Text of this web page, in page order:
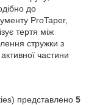
до
ProTaper,
тертя між
стружки з
частини
представлено 5